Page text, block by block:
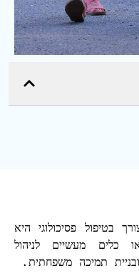
בטיפול פסיכולוגי היא
מעשיים לניהול
תמיכה משפחתית.